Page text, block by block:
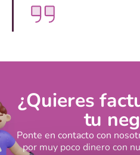
¿Quieres
tu
Ponte en contacto con
por muy poco dinero con